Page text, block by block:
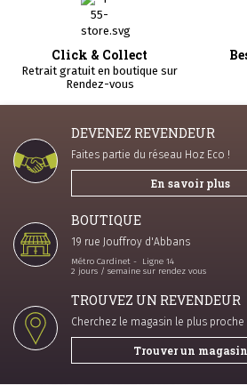
Click & Collect
Retrait gratuit en boutique sur
Rendez-vous
DEVENEZ REVENDEUR
Faites partie du réseau Hoz Eco !
En savoir plus
BOUTIQUE
19 rue Jouffroy d'Abbans
Métro Cardinet - Ligne 14
2 jours / semaine sur rendez vous
TROUVEZ UN REVENDEUR
Cherchez le magasin le plus
Trouver un magasin